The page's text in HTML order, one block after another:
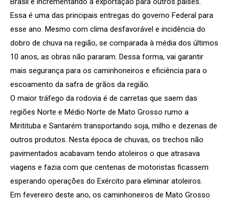
Essa é uma das principais entregas do governo Federal para
esse ano. Mesmo com clima desfavorável e incidência do
dobro de chuva na região, se comparada à média dos últimos
10 anos, as obras não pararam. Dessa forma, vai garantir
mais segurança para os caminhoneiros e eficiência para o
escoamento da safra de grãos da região.
O maior tráfego da rodovia é de carretas que saem das
regiões Norte e Médio Norte de Mato Grosso rumo a
Miritituba e Santarém transportando soja, milho e dezenas de
outros produtos. Nesta época de chuvas, os trechos não
pavimentados acabavam tendo atoleiros o que atrasava
viagens e fazia com que centenas de motoristas ficassem
esperando operações do Exército para eliminar atoleiros.
Em fevereiro deste ano, os caminhoneiros de Mato Grosso